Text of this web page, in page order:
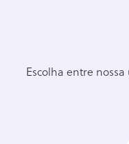
Escolha entre